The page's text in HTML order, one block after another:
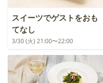
スイーツでゲストをおも
てなし
3/30 (火) 21:00〜22:00